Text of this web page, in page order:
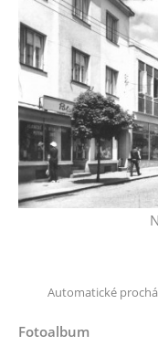
Automatické
Fotoalbum